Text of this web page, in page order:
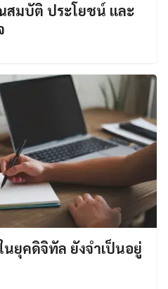
สมบัติ ประโยชน์ และ
ยุคดิจิทัล ยังจำเป็นอยู่